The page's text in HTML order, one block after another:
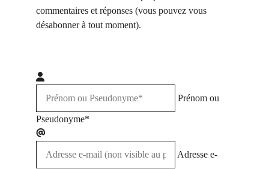
commentaires et réponses (vous pouvez vous
désabonner à tout moment).
Prénom ou
Pseudonyme*
Adresse e-